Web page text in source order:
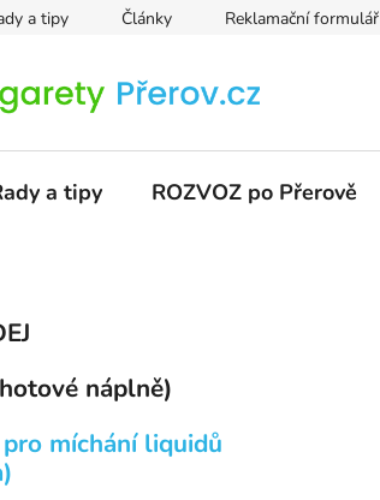
a tipy Články Reklamační formulář
a tipy ROZVOZ po Přerově
náplně)
míchání liquidů